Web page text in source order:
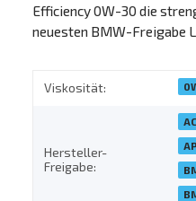
Efficiency 0W-30 die
neuesten BMW-Freigabe
Viskosität:
Hersteller-
Freigabe: